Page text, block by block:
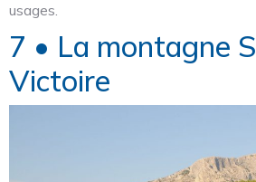
usages.
7 • La montagne
Victoire